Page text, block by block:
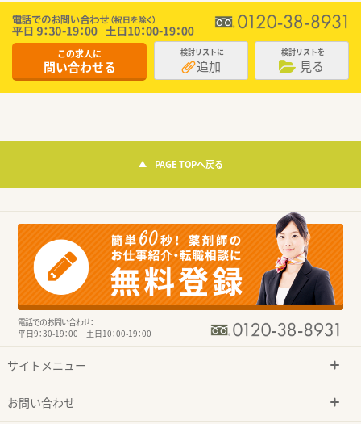
この求人に
問い合わせる
検討リストに
追加
検討リストを
見る
PAGE TOPへ戻る
電話でのお問い合わせ：
平日9：30-19：00 土日10：00-19：00
サイトメニュー
お問い合わせ